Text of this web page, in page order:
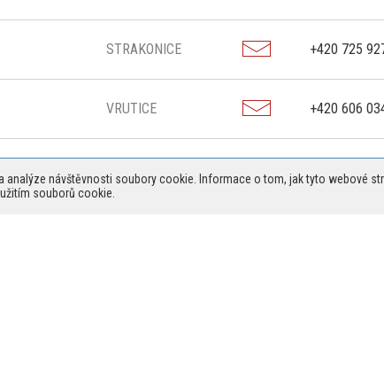
STRAKONICE +420 725
VRUTICE +420 606
návštěvnosti soubory cookie. Informace o tom, jak tyto webové
souborů cookie.